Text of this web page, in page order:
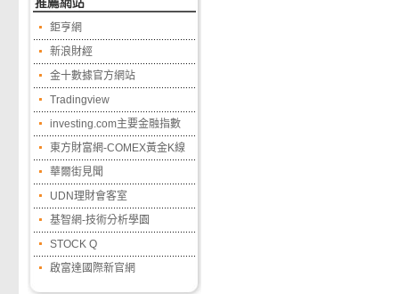
鉅亨網
新浪財經
金十數據官方網站
Tradingview
investing.com主要金融指數
東方財富網-COMEX黃金K線
華爾街見聞
UDN理財會客室
基智網-技術分析學園
STOCK Q
啟富達國際新官網